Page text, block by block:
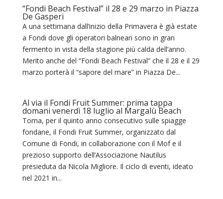
“Fondi Beach Festival” il 28 e 29 marzo in Piazza
De Gasperi
A una settimana dall’inizio della Primavera è già estate
a Fondi dove gli operatori balneari sono in gran
fermento in vista della stagione più calda dell’anno.
Merito anche del “Fondi Beach Festival” che il 28 e il 29
marzo porterà il “sapore del mare” in Piazza De...
Al via il Fondi Fruit Summer: prima tappa
domani venerdì 18 luglio al Margalù Beach
Torna, per il quinto anno consecutivo sulle spiagge
fondane, il Fondi Fruit Summer, organizzato dal
Comune di Fondi, in collaborazione con il Mof e il
prezioso supporto dell’Associazione Nautilus
presieduta da Nicola Migliore. Il ciclo di eventi, ideato
nel 2021 in...